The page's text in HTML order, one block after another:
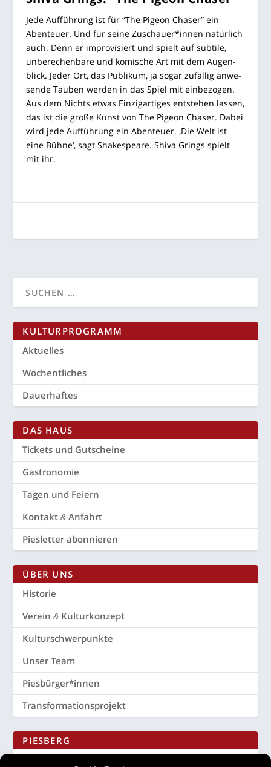
Jede Auf­füh­rung ist für “The Pige­on Cha­ser” ein
Aben­teu­er. Und für sei­ne Zuschauer*innen natür­lich
auch. Denn er impro­vi­siert und spielt auf sub­ti­le,
unbe­re­chen­ba­re und komi­sche Art mit dem Augen­
blick. Jeder Ort, das Publi­kum, ja sogar zufäl­lig anwe­
sen­de Tau­ben wer­den in das Spiel mit ein­be­zo­gen.
Aus dem Nichts etwas Ein­zig­ar­ti­ges ent­ste­hen las­sen,
das ist die gro­ße Kunst von The Pige­on Cha­ser. Dabei
wird jede Auf­füh­rung ein Aben­teu­er. ‚Die Welt ist
eine Büh­ne‘, sagt Shake­speare. Shi­va Grings spielt
mit ihr.
KUL­TUR­PRO­GRAMM
Aktu­el­les
Wöchent­li­ches
Dau­er­haf­tes
DAS HAUS
Tickets und Gutscheine
Gas­tro­no­mie
Tagen und Feiern
Kon­takt& Anfahrt
Pies­let­ter abonnieren
ÜBER UNS
His­to­rie
Ver­ein& Kulturkonzept
Kul­tur­schwer­punk­te
Unser Team
Piesbürger*innen
Trans­for­ma­ti­ons­pro­jekt
PIES­BERG